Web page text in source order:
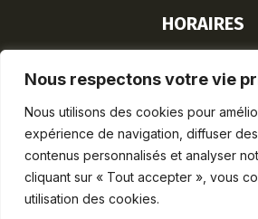
Nous respectons votre vie
Nous utilisons des cookies pour
expérience de navigation, diffuser
contenus personnalisés et analyser
cliquant sur « Tout accepter », vous
utilisation des cookies.
HORAIRES
Lun-Ven : 8h30-12h /
Lun-Sam : 9h-19h
Dim : 9h-12h30